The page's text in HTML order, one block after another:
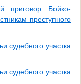
приговор Бойко-
преступного
судебного участка
судебного участка